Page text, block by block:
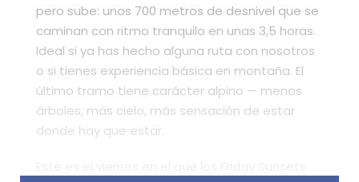
pero sube: unos 700 metros de desnivel que se
caminan con ritmo tranquilo en unas 3,5 horas.
Ideal si ya has hecho alguna ruta con nosotros
o si tienes experiencia básica en montaña. El
último tramo tiene carácter alpino — menos
árboles, más cielo, más sensación de estar
donde hay que estar.